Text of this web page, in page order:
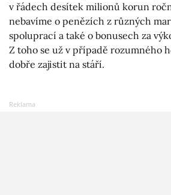
v řádech desítek milionů korun
nebavíme o penězích z různých
spoluprací a také o bonusech za
Z toho se už v případě rozumného
dobře zajistit na stáří.